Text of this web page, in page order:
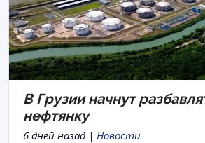
В Грузии начнут
нефтянку
6 дней назад | Новости